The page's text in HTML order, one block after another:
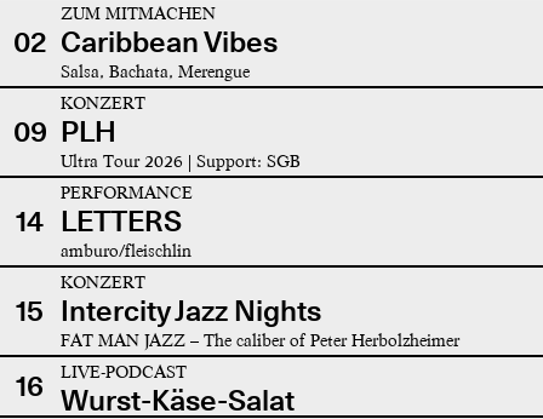
02
ZUM MITMACHEN
Caribbean Vibes
Salsa, Bachata, Merengue
09
KONZERT
PLH
Ultra Tour 2026 | Support: SGB
14
PERFORMANCE
LETTERS
amburo/fleischlin
15
KONZERT
Intercity Jazz Nights
FAT MAN JAZZ – The caliber of Peter Herbolzheimer
16 LIVE-PODCAST
Wurst-Käse-Salat